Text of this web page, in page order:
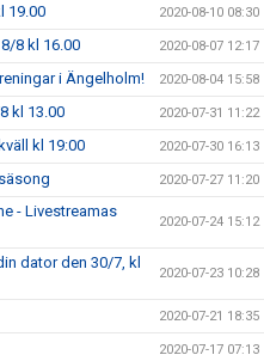
19.00 2020-08-10 08:30
8 kl 16.00 2020-08-07 12:17
i Ängelholm! 2020-08-04 15:58
kl 13.00 2020-07-31 11:22
kl 19:00 2020-07-30 16:13
2020-07-27 11:20
- Livestreamas
2020-07-24 15:12
dator den 30/7, kl
2020-07-23 10:28
2020-07-21 18:35
2020-07-17 07:13